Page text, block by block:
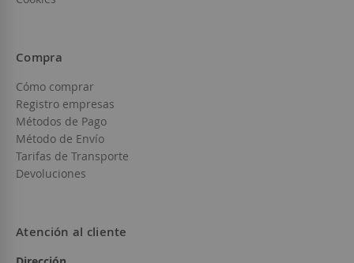
Compra
Cómo comprar
Registro empresas
Métodos de Pago
Método de Envío
Tarifas de Transporte
Devoluciones
Atención al cliente